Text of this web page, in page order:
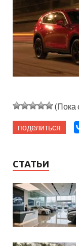
(Пока
поделиться
СТАТЬИ